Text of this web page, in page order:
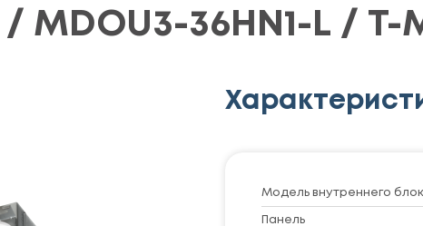
/ MDOU3-36HN1-L / T-
Модель внутреннего
Панель